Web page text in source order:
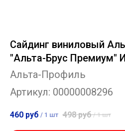
Сайдинг виниловый
"Альта-Брус Премиум"
Альта-Профиль
Артикул: 00000008296
460 руб / 1 шт 498 руб / 1 шт